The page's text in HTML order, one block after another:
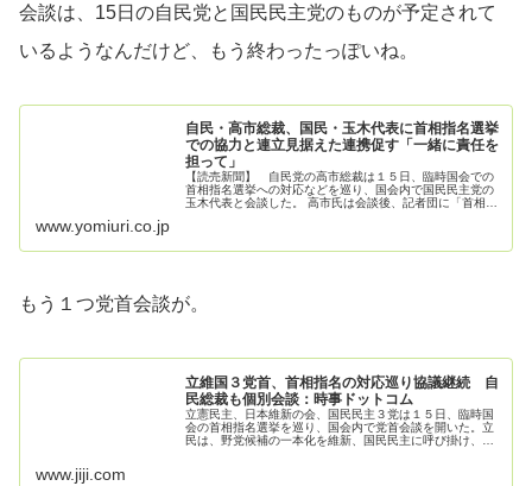
会談は、15日の自民党と国民民主党のものが予定されて
いるようなんだけど、もう終わったっぽいね。
自民・高市総裁、国民・玉木代表に首相指名選挙
での協力と連立見据えた連携促す「一緒に責任を
担って」
【読売新聞】 自民党の高市総裁は１５日、臨時国会での
首相指名選挙への対応などを巡り、国会内で国民民主党の
玉木代表と会談した。 高市氏は会談後、記者団に「首相指
www.yomiuri.co.jp
もう１つ党首会談が。
立維国３党首、首相指名の対応巡り協議継続 自
民総裁も個別会談：時事ドットコム
立憲民主、日本維新の会、国民民主３党は１５日、臨時国
会の首相指名選挙を巡り、国会内で党首会談を開いた。立
民は、野党候補の一本化を維新、国民民主に呼び掛け、幹
www.jiji.com